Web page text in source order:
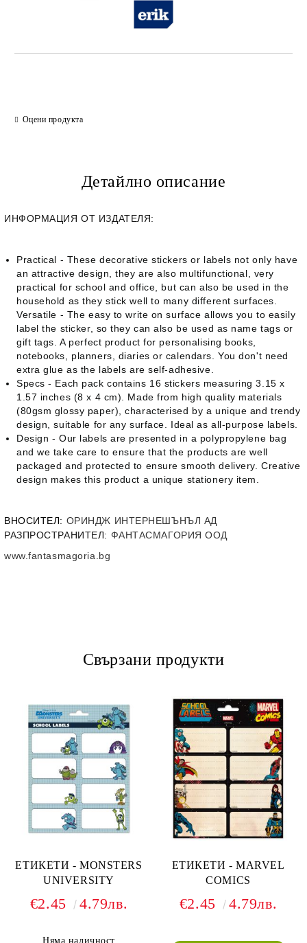
Оцени продукта
Детайлно описание
ИНФОРМАЦИЯ ОТ ИЗДАТЕЛЯ:
Practical - These decorative stickers or labels not only have
an attractive design, they are also multifunctional, very
practical for school and office, but can also be used in the
household as they stick well to many different surfaces.
Versatile - The easy to write on surface allows you to easily
label the sticker, so they can also be used as name tags or
gift tags. A perfect product for personalising books,
notebooks, planners, diaries or calendars. You don't need
extra glue as the labels are self-adhesive.
Specs - Each pack contains 16 stickers measuring 3.15 x
1.57 inches (8 x 4 cm). Made from high quality materials
(80gsm glossy paper), characterised by a unique and trendy
design, suitable for any surface. Ideal as all-purpose labels.
Design - Our labels are presented in a polypropylene bag
and we take care to ensure that the products are well
packaged and protected to ensure smooth delivery. Creative
design makes this product a unique stationery item.
ВНОСИТЕЛ: ОРИНДЖ ИНТЕРНЕШЪНЪЛ АД
РАЗПРОСТРАНИТЕЛ: ФАНТАСМАГОРИЯ ООД
www.fantasmagoria.bg
Свързани продукти
ЕТИКЕТИ - MONSTERS
UNIVERSITY
€2.45 4.79лв.
Няма наличност
ЕТИКЕТИ - MARVEL
COMICS
€2.45 4.79лв.